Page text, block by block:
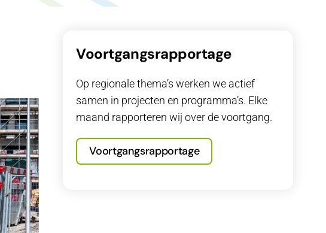
Voortgangsrapportage
Op regionale thema’s werken we actief
samen in projecten en programma’s. Elke
maand rapporteren wij over de voortgang.
Voortgangsrapportage